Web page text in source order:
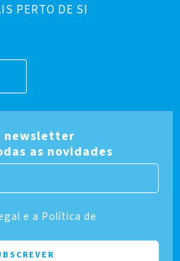
PERTO DE SI
newsletter
as novidades
e a Política de